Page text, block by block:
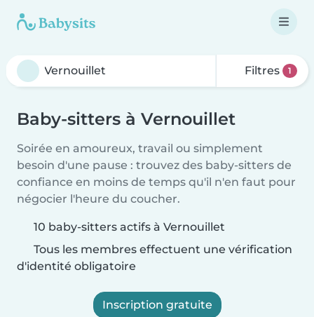
Filtres 1
Baby-sitters à Vernouillet
Soirée en amoureux, travail ou simplement
besoin d'une pause : trouvez des baby-sitters de
confiance en moins de temps qu'il n'en faut pour
négocier l'heure du coucher.
10 baby-sitters actifs à Vernouillet
Tous les membres effectuent une vérification
d'identité obligatoire
Inscription gratuite